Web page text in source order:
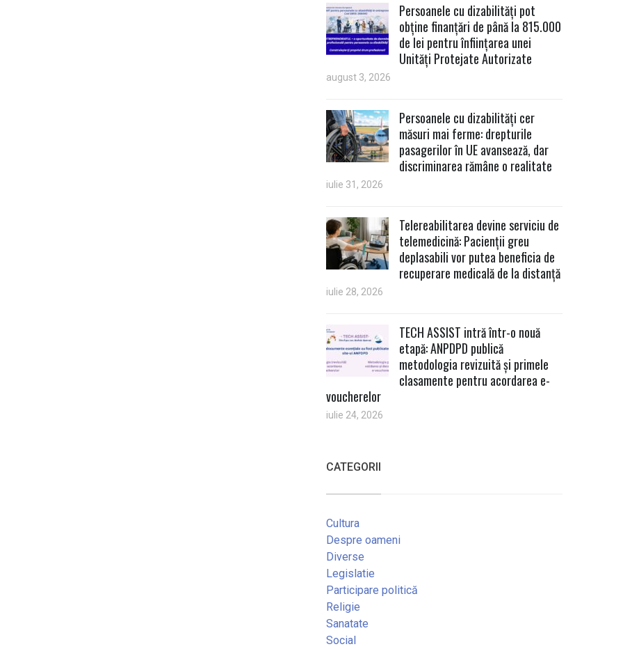
Persoanele cu dizabilități pot
obține finanțări de până la 815.000
de lei pentru înființarea unei
Unități Protejate Autorizate
august 3, 2026
Persoanele cu dizabilități cer
măsuri mai ferme: drepturile
pasagerilor în UE avansează, dar
discriminarea rămâne o realitate
iulie 31, 2026
Telereabilitarea devine serviciu de
telemedicină: Pacienții greu
deplasabili vor putea beneficia de
recuperare medicală de la distanță
iulie 28, 2026
TECH ASSIST intră într-o nouă
etapă: ANPDPD publică
metodologia revizuită și primele
clasamente pentru acordarea e-
voucherelor
iulie 24, 2026
CATEGORII
Cultura
Despre oameni
Diverse
Legislatie
Participare politică
Religie
Sanatate
Social